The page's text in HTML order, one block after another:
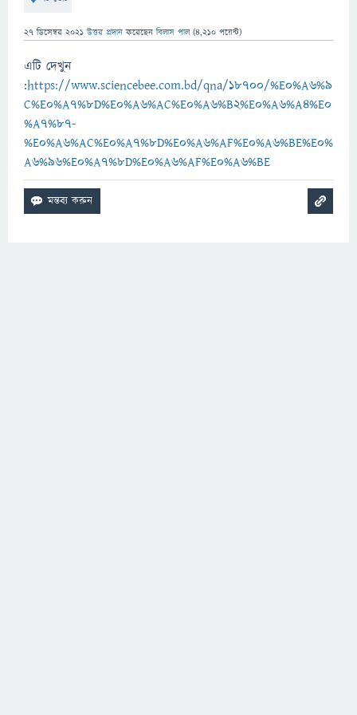
27 ডিসেম্বর 2021 উত্তর প্রদান করেছেনবিলাস পাল (4,210 পয়েন্ট)
এটি দেখুন
:https://www.sciencebee.com.bd/qna/18700/%E0%A6%9
C%E0%A7%8D%E0%A6%AC%E0%A6%B2%E0%A6%A4%E0
%A7%87-
%E0%A6%AC%E0%A7%8D%E0%A6%AF%E0%A6%BE%E0%
A6%96%E0%A7%8D%E0%A6%AF%E0%A6%BE